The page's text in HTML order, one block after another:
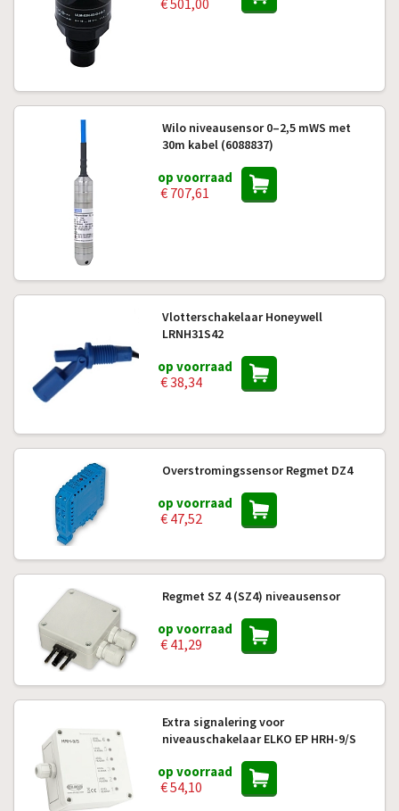
€ 501,00
Wilo niveausensor 0–2,5 mWS met
30m kabel (6088837)
op voorraad
€ 707,61
Vlotterschakelaar Honeywell
LRNH31S42
op voorraad
€ 38,34
Overstromingssensor Regmet DZ4
op voorraad
€ 47,52
Regmet SZ 4 (SZ4) niveausensor
op voorraad
€ 41,29
Extra signalering voor
niveauschakelaar ELKO EP HRH-9/S
op voorraad
€ 54,10